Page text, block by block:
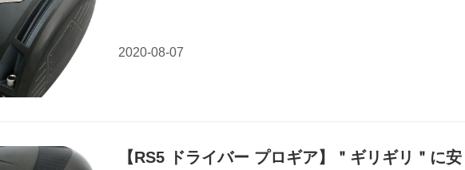
【RS5 ドライバー プロギア】＂ギリギリ＂に安